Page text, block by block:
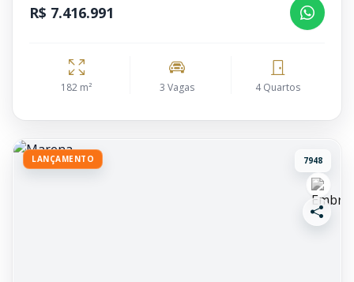
R$ 7.416.991
182 m² 3 Vagas 4 Quartos
LANÇAMENTO 7948